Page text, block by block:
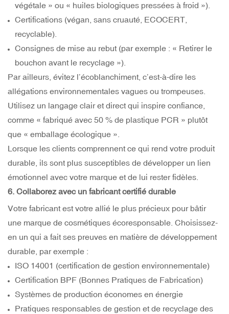
végétale » ou « huiles biologiques pressées à froid »).
Certifications (végan, sans cruauté, ECOCERT,
recyclable).
Consignes de mise au rebut (par exemple : « Retirer le
bouchon avant le recyclage »).
Par ailleurs, évitez l’écoblanchiment, c’est-à-dire les
allégations environnementales vagues ou trompeuses.
Utilisez un langage clair et direct qui inspire confiance,
comme « fabriqué avec 50 % de plastique PCR » plutôt
que « emballage écologique ».
Lorsque les clients comprennent ce qui rend votre produit
durable, ils sont plus susceptibles de développer un lien
émotionnel avec votre marque et de lui rester fidèles.
6. Collaborez avec un fabricant certifié durable
Votre fabricant est votre allié le plus précieux pour bâtir
une marque de cosmétiques écoresponsable. Choisissez-
en un qui a fait ses preuves en matière de développement
durable, par exemple :
ISO 14001 (certification de gestion environnementale)
Certification BPF (Bonnes Pratiques de Fabrication)
Systèmes de production économes en énergie
Pratiques responsables de gestion et de recyclage des